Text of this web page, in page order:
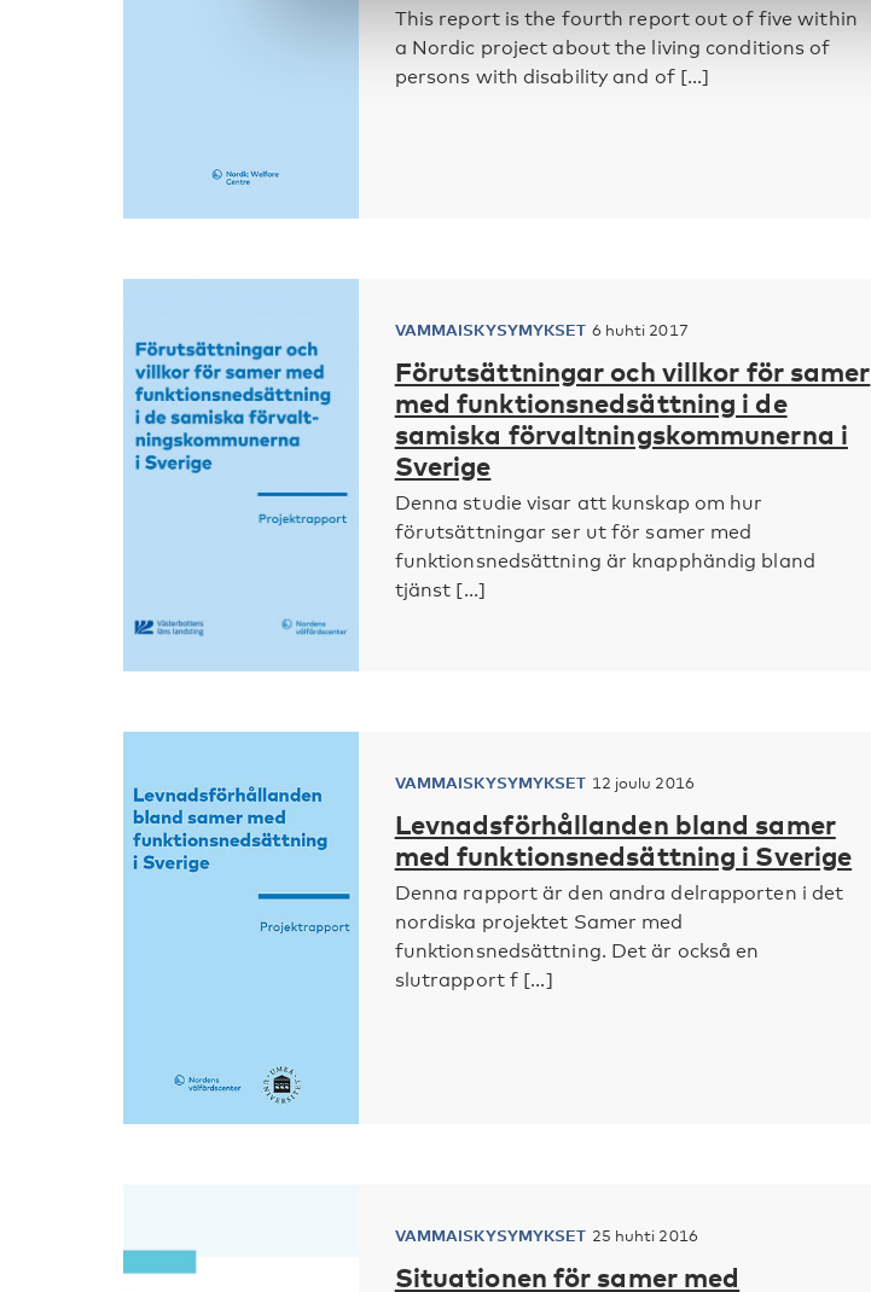
This report is the fourth report out of five within
a Nordic project about the living conditions of
persons with disability and of [...]
VAMMAISKYSYMYKSET 6 huhti 2017
Förutsättningar och villkor för samer
med funktionsnedsättning i de
samiska förvaltningskommunerna i
Sverige
Denna studie visar att kunskap om hur
förutsättningar ser ut för samer med
funktionsnedsättning är knapphändig bland
tjänst [...]
VAMMAISKYSYMYKSET 12 joulu 2016
Levnadsförhållanden bland samer
med funktionsnedsättning i Sverige
Denna rapport är den andra delrapporten i det
nordiska projektet Samer med
funktionsnedsättning. Det är också en
slutrapport f [...]
VAMMAISKYSYMYKSET 25 huhti 2016
Situationen för samer med